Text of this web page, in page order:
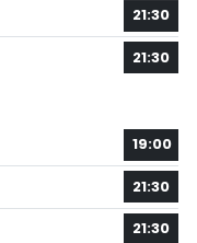
21:30
21:30
19:00
21:30
21:30